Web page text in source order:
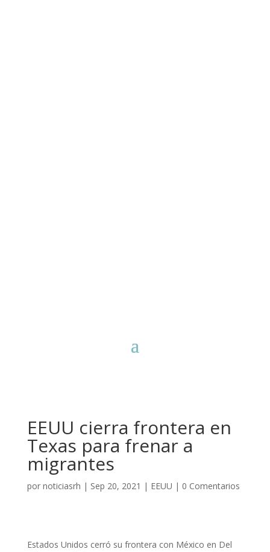
EEUU cierra frontera en
Texas para frenar a
migrantes
por noticiasrh | Sep 20, 2021 | EEUU | 0 Comentarios
Estados Unidos cerró su frontera con México en Del